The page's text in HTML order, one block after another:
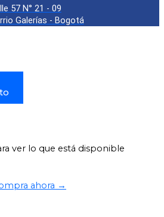
57 N° 21 - 09
Galerías - Bogotá
ver lo que está disponible
ahora →